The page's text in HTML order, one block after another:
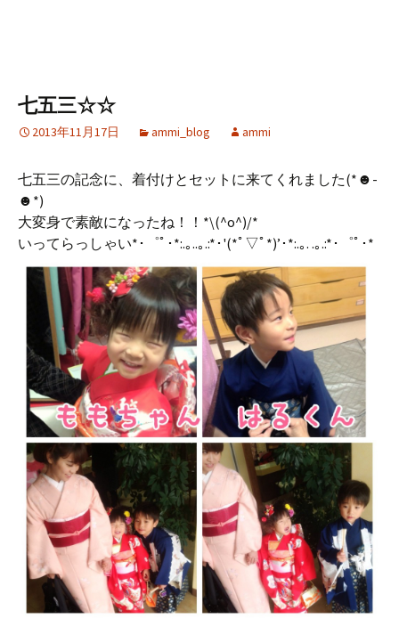
七五三☆☆
2013年11月17日 ammi_blog ammi
七五三の記念に、着付けとセットに来てくれました(*☻-
☻*)
大変身で素敵になったね！！*\(^o^)/*
いってらっしゃい*･゜ﾟ･*:.｡..｡.:*･'(*ﾟ▽ﾟ*)’･*:.｡. .｡.:*･゜ﾟ･*